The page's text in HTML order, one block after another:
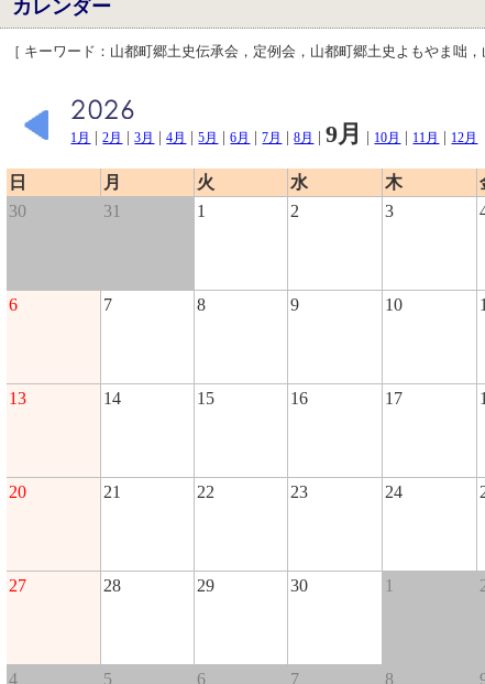
カレンダー
［ キーワード：山都町郷土史伝承会，定例会，山都町郷土史よもやま咄
1月 |2月 |3月 |4月 |5月 |6月 |7月 |8月 |9月 | 10月 | 11月 | 12月
日 月 火 水 木
30
31 1 2 3
6 7 8 9 10
13 14 15 16 17
20 21 22 23 24
27 28 29 30 1
4 5 6 7 8